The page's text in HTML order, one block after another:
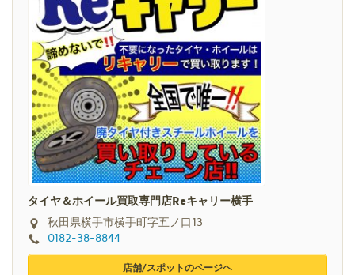
タイヤ＆ホイール買取専門店Reキャリー横手
秋田県横手市横手町字五ノ口13
0182-38-8844
店舗/スポットのページヘ